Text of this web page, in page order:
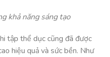
khả năng sáng tạo
tập thể dục cũng đã được
hiệu quả và sức bền. Như